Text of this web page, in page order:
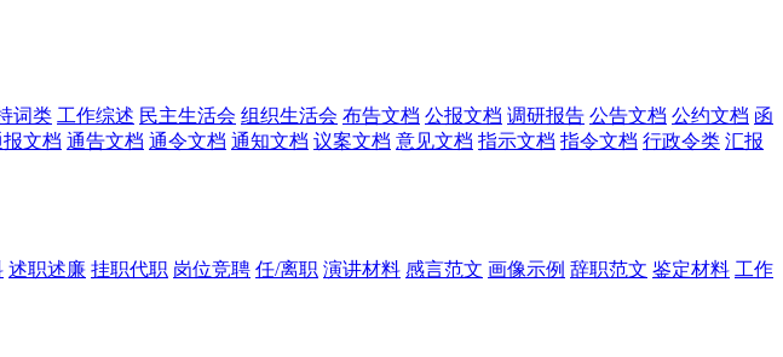
词类 工作综述 民主生活会 组织生活会 布告文档 公报文档 调研报告 公告文档 公约文档 函
文档 通告文档 通令文档 通知文档 议案文档 意见文档 指示文档 指令文档 行政令类 汇报
述职述廉 挂职代职 岗位竞聘 任/离职 演讲材料 感言范文 画像示例 辞职范文 鉴定材料 工作